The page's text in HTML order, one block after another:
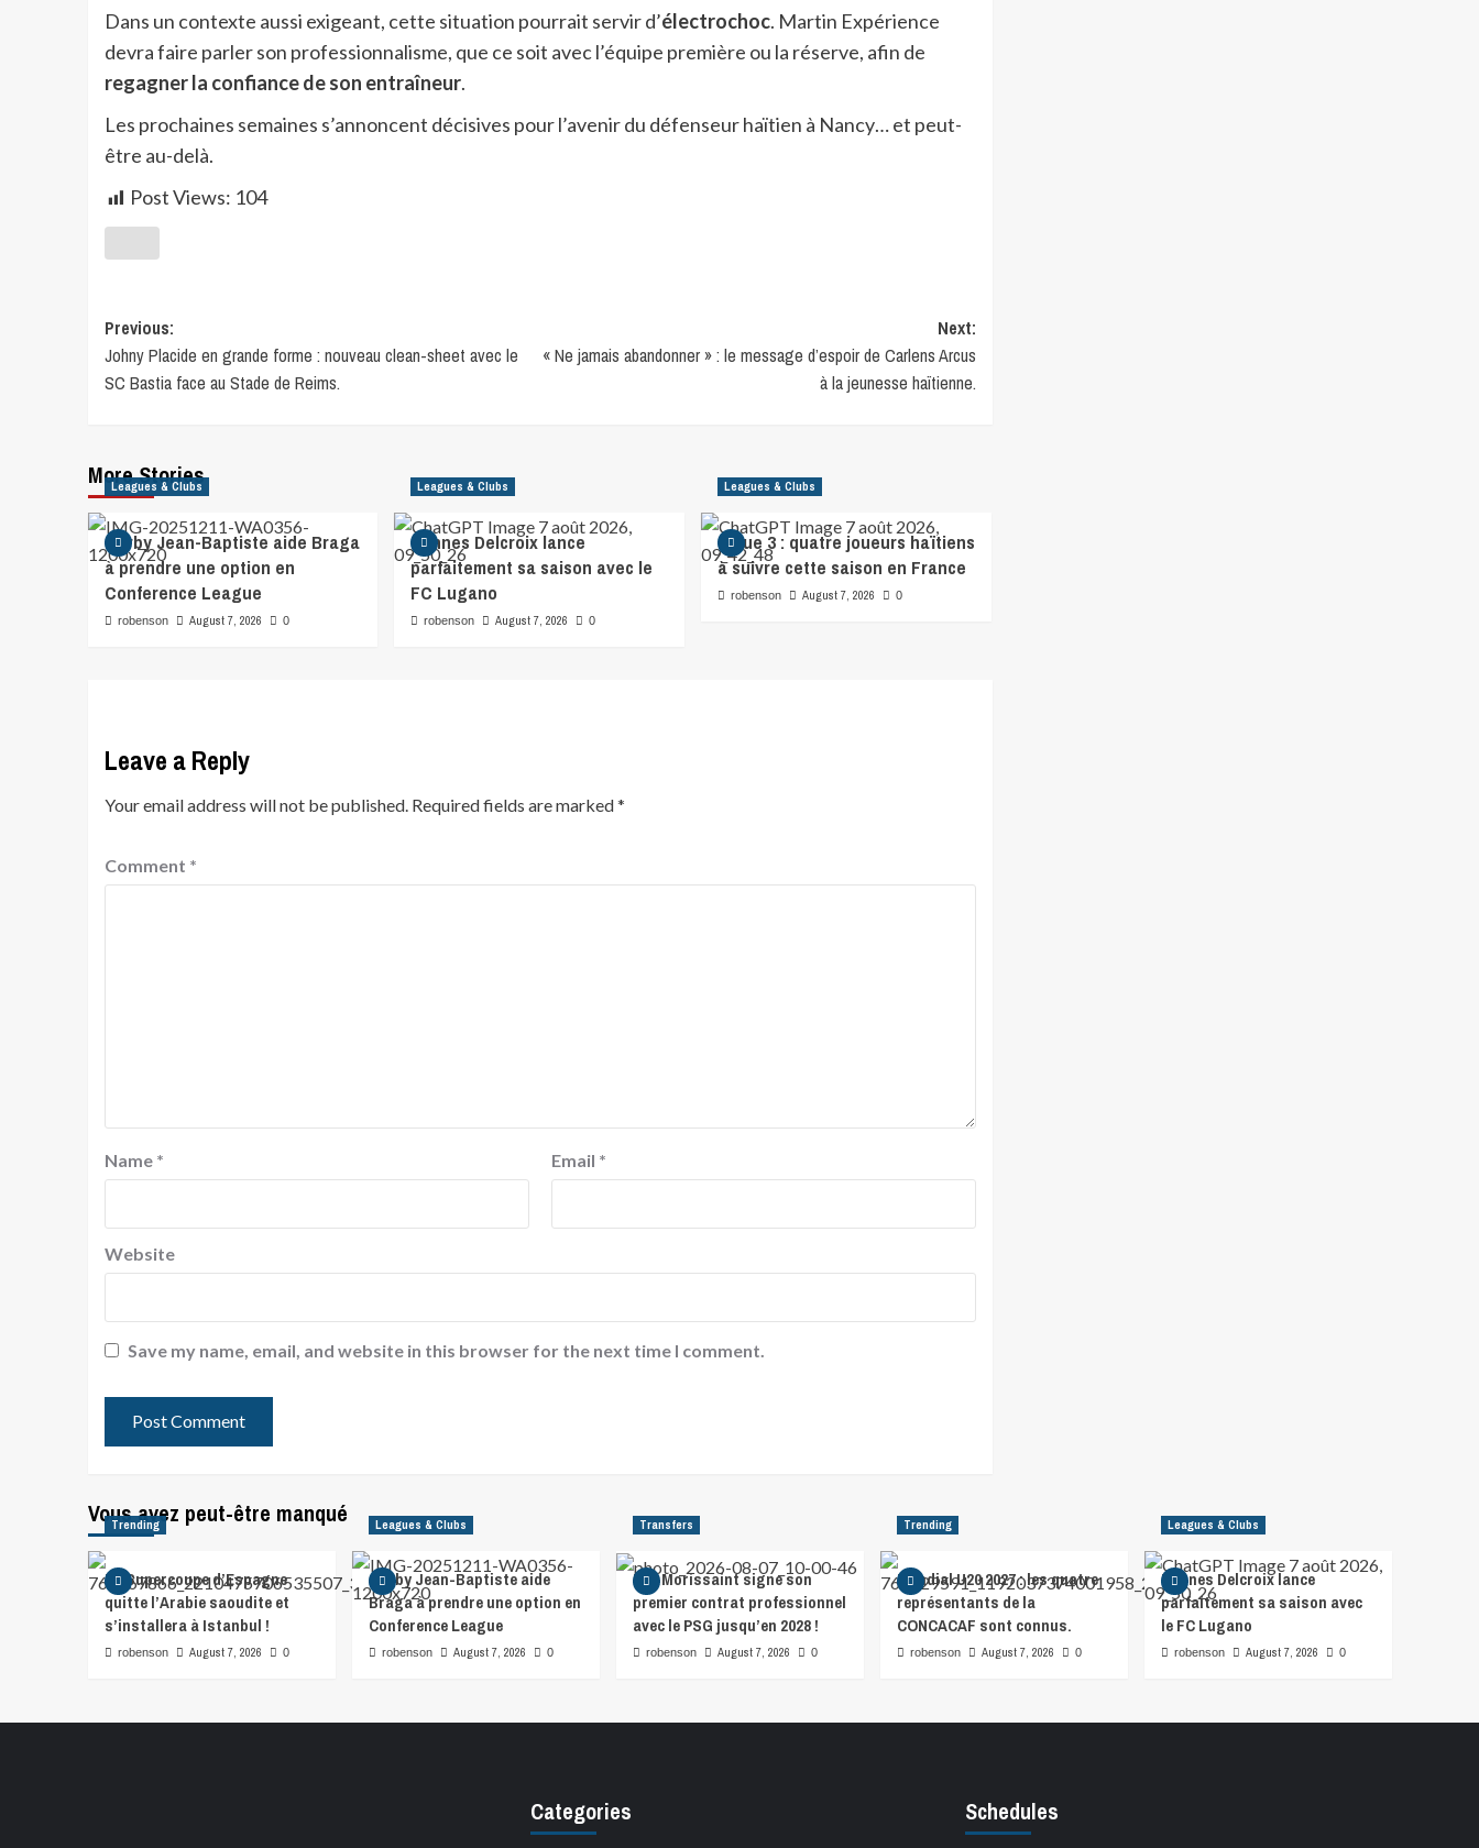
Dans un contexte aussi exigeant, cette situation pourrait servir d’électrochoc. Martin Expérience
devra faire parler son professionnalisme, que ce soit avec l’équipe première ou la réserve, afin de
regagner la confiance de son entraîneur.
Les prochaines semaines s’annoncent décisives pour l’avenir du défenseur haïtien à Nancy… et peut-
être au-delà.
Post Views: 104
Previous:
Johny Placide en grande forme : nouveau clean-sheet avec le
SC Bastia face au Stade de Reims.
Next:
« Ne jamais abandonner » : le message d’espoir de Carlens Arcus
à la jeunesse haïtienne.
More Stories
Leagues & Clubs
Gorby Jean-Baptiste aide Braga
à prendre une option en
Conference League
robenson August 7, 2026 0
Leagues & Clubs
Hannes Delcroix lance
parfaitement sa saison avec le
FC Lugano
robenson August 7, 2026 0
Leagues & Clubs
Ligue 3 : quatre joueurs haïtiens
à suivre cette saison en France
robenson August 7, 2026 0
Leave a Reply
Your email address will not be published. Required fields are marked*
Comment *
Name * Email *
Website
Save my name, email, and website in this browser for the next time I comment.
Vous avez peut-être manqué
Trending
La Supercoupe d’Espagne
quitte l’Arabie saoudite et
s’installera à Istanbul !
robenson August 7, 2026 0
Leagues & Clubs
Gorby Jean-Baptiste aide
Braga à prendre une option en
Conference League
robenson August 7, 2026 0
Transfers
Léa Morissaint signe son
premier contrat professionnel
avec le PSG jusqu’en 2028 !
robenson August 7, 2026 0
Trending
Mondial U20 2027 : les quatre
représentants de la
CONCACAF sont connus.
robenson August 7, 2026 0
Leagues & Clubs
Hannes Delcroix lance
parfaitement sa saison avec
le FC Lugano
robenson August 7, 2026 0
Categories Schedules